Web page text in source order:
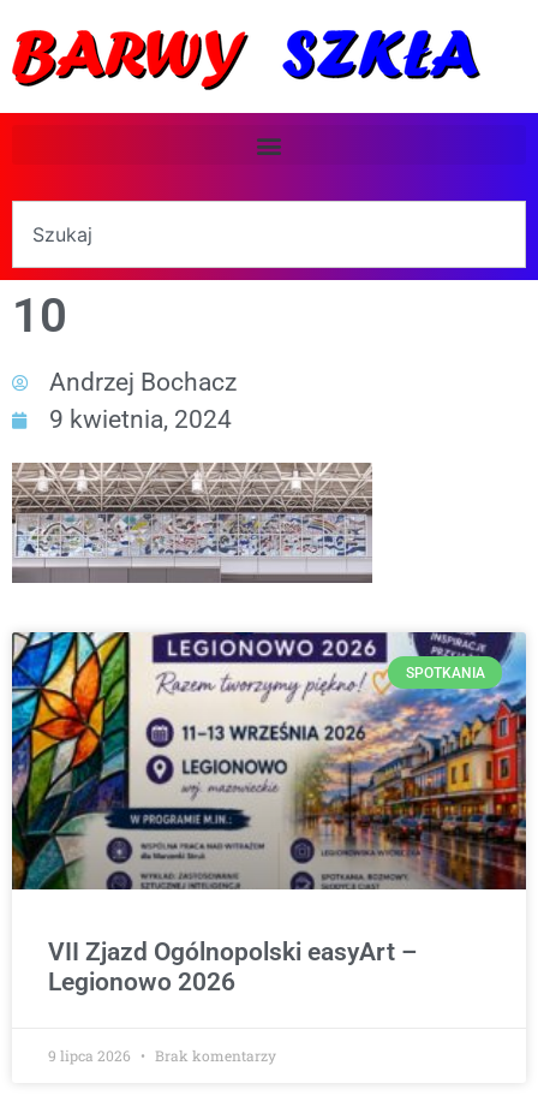
10
Andrzej Bochacz
9 kwietnia, 2024
SPOTKANIA
VII Zjazd Ogólnopolski easyArt –
Legionowo 2026
9 lipca 2026 Brak komentarzy